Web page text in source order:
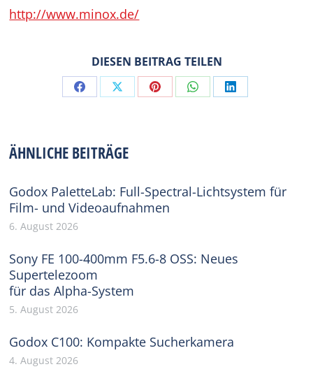
http://www.minox.de/
DIESEN BEITRAG TEILEN
Share Share Share Share Share
ÄHNLICHE BEITRÄGE
Godox PaletteLab: Full-Spectral-Lichtsystem für
Film- und Videoaufnahmen
6. August 2026
Sony FE 100-400mm F5.6-8 OSS: Neues
Supertelezoom
für das Alpha-System
5. August 2026
Godox C100: Kompakte Sucherkamera
4. August 2026